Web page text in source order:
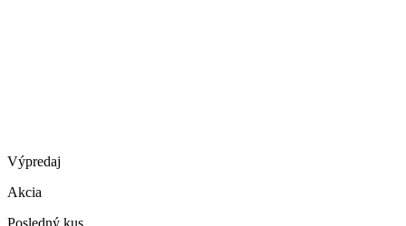
Výpredaj
Akcia
Posledný kus